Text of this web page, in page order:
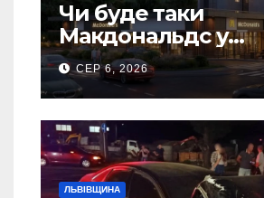
Чи буде таки
Макдональдс у
Дрогобичі? (Фото)
СЕР 6, 2026
ЛЬВІВЩИНА